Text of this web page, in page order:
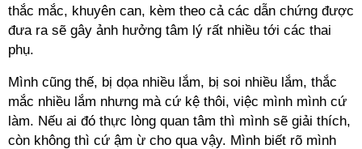
thắc mắc, khuyên can, kèm theo cả các dẫn chứng được
đưa ra sẽ gây ảnh hưởng tâm lý rất nhiều tới các thai
phụ.
Mình cũng thế, bị dọa nhiều lắm, bị soi nhiều lắm, thắc
mắc nhiều lắm nhưng mà cứ kệ thôi, việc mình mình cứ
làm. Nếu ai đó thực lòng quan tâm thì mình sẽ giải thích,
còn không thì cứ ậm ừ cho qua vậy. Mình biết rõ mình